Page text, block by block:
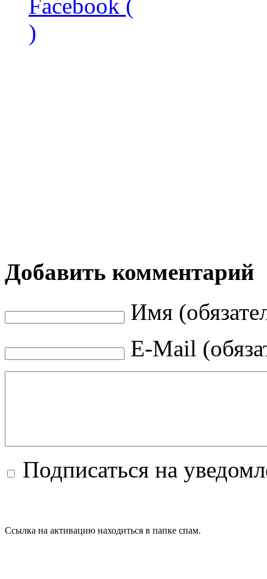
Facebook (
)
Добавить комментарий
Имя
E-Mail
Подписаться на
Ссылка на активацию находиться в папке спам.